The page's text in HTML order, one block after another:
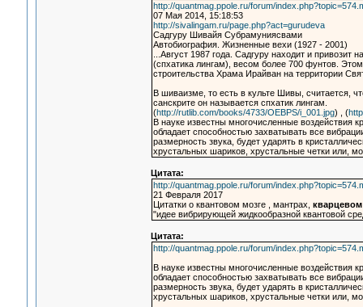
http://quantmag.ppole.ru/forum/
07 Мая 2014, 15:18:53
http://sivalingam.ru/page.php?act=gurudeva
Садгуру Шивайя Субрамуниясвами
Автобиография. Жизненные вехи (1927 - 2001)
...Август 1987 года. Садгуру находит и
(спхатика лингам), весом более 700 фунтов.
строительства Храма Ирайван на территории
В шиваизме, то есть в культе Шивы, считается,
санскрите он называется спхатик лингам.
(http://rutlib.com/books/4733/OEBPS/i_001.jpg) , (
В науке известны многочисленные воздействия
обладает способностью захватывать все
размерность звука, будет ударять в
хрустальных шариков, хрустальные четки или,
Цитата:
http://quantmag.ppole.ru/forum/
21 Февраля 2017
Цитатки о квантовом мозге , мантрах, кварцевом
"идее вибрирующей жидкообразной квантовой
Цитата:
http://quantmag.ppole.ru/forum/
В науке известны многочисленные воздействия
обладает способностью захватывать все
размерность звука, будет ударять в
хрустальных шариков, хрустальные четки или,